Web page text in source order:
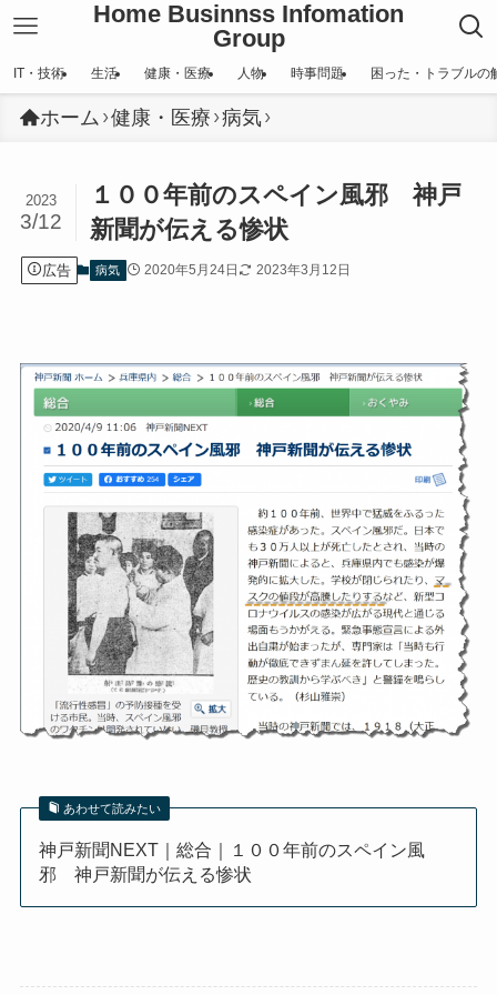
Home Businnss Infomation
Group
IT・技術 生活 健康・医療 人物 時事問題 困った・トラブルの
ホーム 健康・医療 病気
１００年前のスペイン風邪 神戸
新聞が伝える惨状
2023
3/12
広告 病気 2020年5月24日 2023年3月12日
あわせて読みたい
神戸新聞NEXT｜総合｜１００年前のスペイン風
邪 神戸新聞が伝える惨状